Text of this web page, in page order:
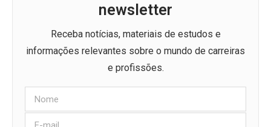
newsletter
Receba notícias, materiais de estudos e
informações relevantes sobre o mundo de carreiras
e profissões.